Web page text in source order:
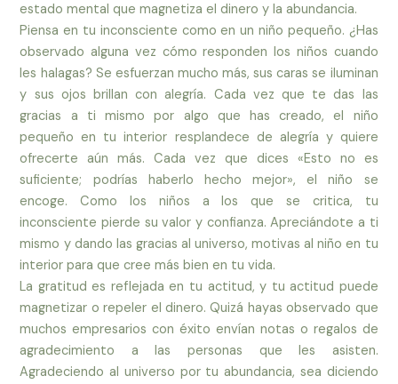
estado mental que magnetiza el dinero y la abundancia.
Piensa en tu inconsciente como en un niño pequeño. ¿Has
observado alguna vez cómo responden los niños cuando
les halagas? Se esfuerzan mucho más, sus caras se iluminan
y sus ojos brillan con alegría. Cada vez que te das las
gracias a ti mismo por algo que has creado, el niño
pequeño en tu interior resplandece de alegría y quiere
ofrecerte aún más. Cada vez que dices «Esto no es
suficiente; podrías haberlo hecho mejor», el niño se
encoge. Como los niños a los que se critica, tu
inconsciente pierde su valor y confianza. Apreciándote a ti
mismo y dando las gracias al universo, motivas al niño en tu
interior para que cree más bien en tu vida.
La gratitud es reflejada en tu actitud, y tu actitud puede
magnetizar o repeler el dinero. Quizá hayas observado que
muchos empresarios con éxito envían notas o regalos de
agradecimiento a las personas que les asisten.
Agradeciendo al universo por tu abundancia, sea diciendo